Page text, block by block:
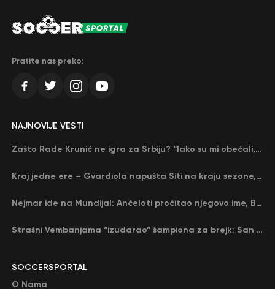
Pratite nas preko:
SOCCERSPORTAL
O Nama
NAJNOVIJE VESTI
Zašto Rade Krunić ne igra za Srbiju? “Iako su mi obećali, niko me nije zvao…”
Kraj jedne ere – Gvardiola napušta Siti na kraju sezone, menja ga njegov nekadašnji rival
Nejmar ide na Mundijal: Anćeloti pročitao njegovo ime, Brazil u delirijumu (VIDEO)
Strašni Vembanjama “izudarao” šampiona za brejk: San Antonio poveo protiv Oklahome